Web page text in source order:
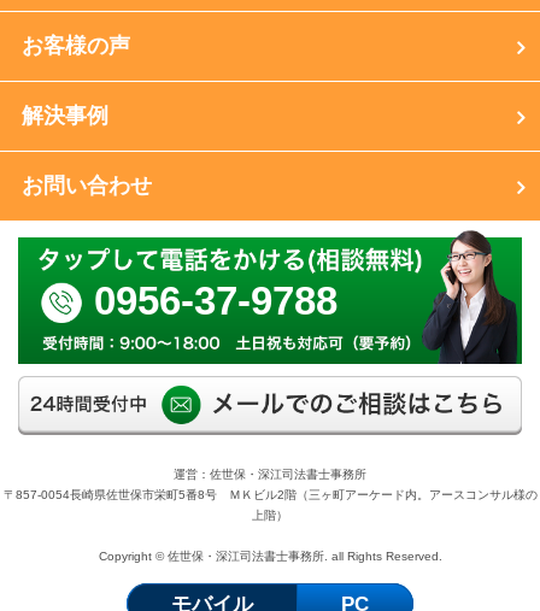
お客様の声
解決事例
お問い合わせ
0956-37-9788
運営：佐世保・深江司法書士事務所
〒857-0054長崎県佐世保市栄町5番8号 ＭＫビル2階（三ヶ町アーケード内。アースコンサル様の
上階）
Copyright © 佐世保・深江司法書士事務所. all Rights Reserved.
モバイル PC